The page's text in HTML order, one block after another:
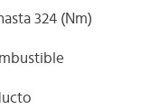
324 (Nm)